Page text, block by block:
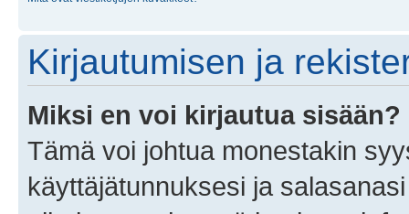
Kirjautumisen ja
Miksi en voi kirjautua sisään?
Tämä voi johtua monestakin
käyttäjätunnuksesi ja